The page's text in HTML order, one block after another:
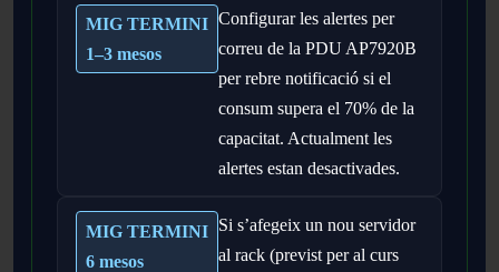
MIG TERMINI
1–3 mesos
Configurar les alertes per
correu de la PDU AP7920B
per rebre notificació si el
consum supera el 70% de la
capacitat. Actualment les
alertes estan desactivades.
MIG TERMINI
6 mesos
Si s’afegeix un nou servidor
al rack (previst per al curs